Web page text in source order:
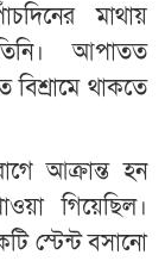
মাথায়
আপাতত
বিশ্রামে থাকতে
আক্রান্ত হন
গিয়েছিল।
স্টেন্ট বসানো